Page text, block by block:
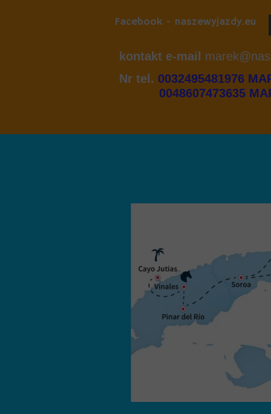
Facebook - naszewyjazdy.eu
kontakt e-mail
Nr tel. 0032495481976
0048607473635